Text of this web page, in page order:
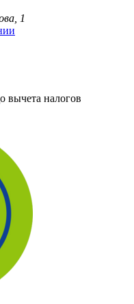
1
вычета налогов